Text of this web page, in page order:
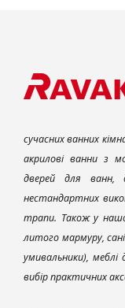
сучасних ванних
акрилові ванни з
дверей для ванн,
нестандартних
трапи. Також у
литого мармуру,
умивальники),
вибір практичних